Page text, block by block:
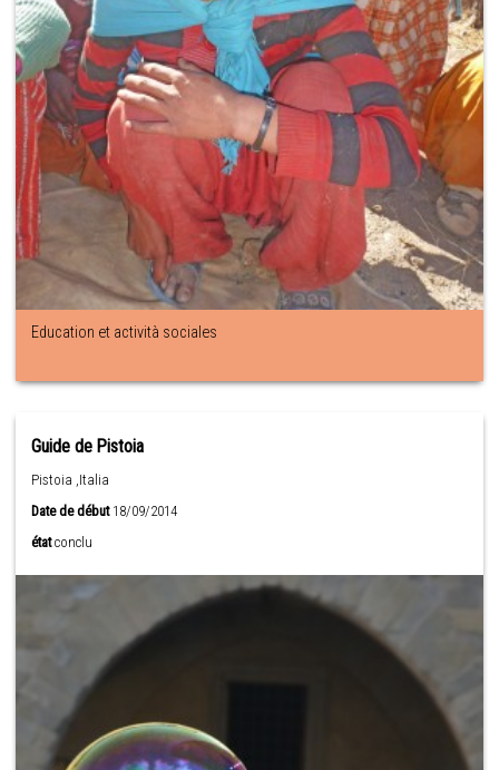
Education et actività sociales
Guide de Pistoia
Pistoia ,Italia
Date de début18/09/2014
état conclu